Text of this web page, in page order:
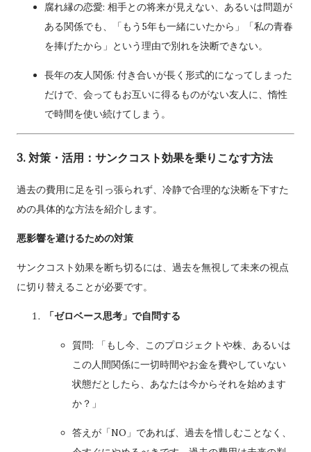
腐れ縁の恋愛: 相手との将来が見えない、あるいは問題が
ある関係でも、「もう5年も一緒にいたから」「私の青春
を捧げたから」という理由で別れを決断できない。
長年の友人関係: 付き合いが長く形式的になってしまった
だけで、会ってもお互いに得るものがない友人に、惰性
で時間を使い続けてしまう。
3. 対策・活用：サンクコスト効果を乗りこなす方法
過去の費用に足を引っ張られず、冷静で合理的な決断を下すた
めの具体的な方法を紹介します。
悪影響を避けるための対策
サンクコスト効果を断ち切るには、過去を無視して未来の視点
に切り替えることが必要です。
「ゼロベース思考」で自問する
質問: 「もし今、このプロジェクトや株、あるいは
この人間関係に一切時間やお金を費やしていない
状態だとしたら、あなたは今からそれを始めます
か？」
答えが「NO」であれば、過去を惜しむことなく、